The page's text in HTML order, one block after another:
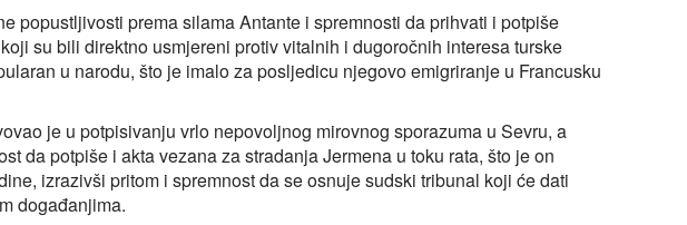
popustljivosti prema silama Antante i spremnosti da prihvati i potpiše
su bili direktno usmjereni protiv vitalnih i dugoročnih interesa turske
u narodu, što je imalo za posljedicu njegovo emigriranje u Francusku
je u potpisivanju vrlo nepovoljnog mirovnog sporazuma u Sevru, a
da potpiše i akta vezana za stradanja Jermena u toku rata, što je on
izrazivši pritom i spremnost da se osnuje sudski tribunal koji će dati
događanjima.